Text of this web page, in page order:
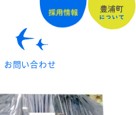
お問い合わせ